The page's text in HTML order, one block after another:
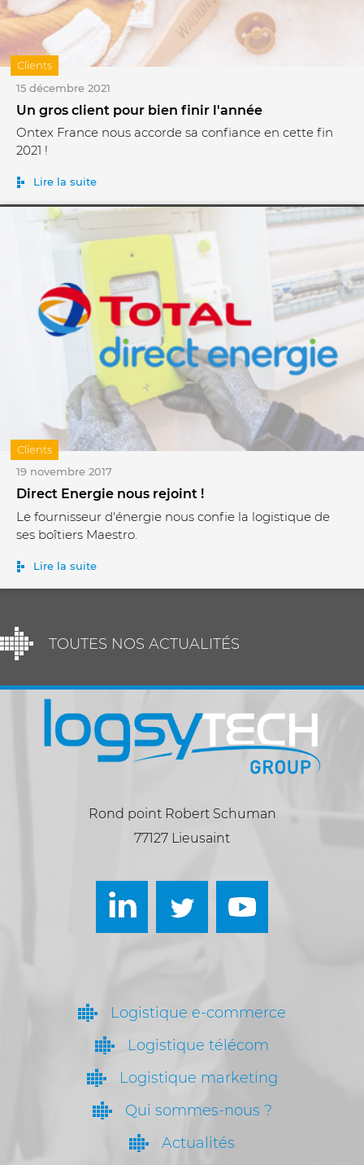
15 décembre 2021
Un gros client pour bien finir l'année
Ontex France nous accorde sa confiance en cette fin
2021 !
Lire la suite
Clients
19 novembre 2017
Direct Energie nous rejoint !
Le fournisseur d'énergie nous confie la logistique de
ses boîtiers Maestro.
Lire la suite
Clients
TOUTES NOS ACTUALITÉS
Rond point Robert Schuman
77127 Lieusaint
Logistique e-commerce
Logistique télécom
Logistique marketing
Qui sommes-nous ?
Actualités